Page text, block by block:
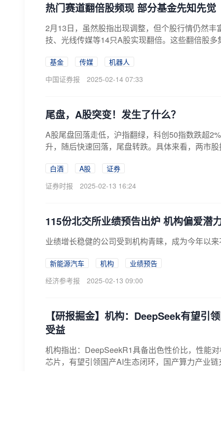
热门赛道翻倍股频现 部分基金先知先觉
2月13日，虽然股指出现调整，但个股行情仍然
技、光线传媒等14只A股实现翻倍。这些翻倍股
基金 传媒
机器人
中国证券报
2025-02-14 07:33
尾盘，A股突变！发生了什么？
A股尾盘回落走低，沪指翻绿，科创50指数跌超
升，随后快速回落，尾盘转跌。具体来看，两市
白酒 A股
证券
证券时报
2025-02-13 16:24
115份北交所业绩预告出炉 机构偏爱潜
业绩增长稳健的公司受到机构青睐，成为今年以
新能源汽车 机构
业绩预告
经济参考报
2025-02-13 09:00
【研报掘金】机构：DeepSeek有望引
受益
机构指出：DeepSeekR1具备出色性价比，性能
芯片，有望引领国产AI生态闭环，国产算力产业